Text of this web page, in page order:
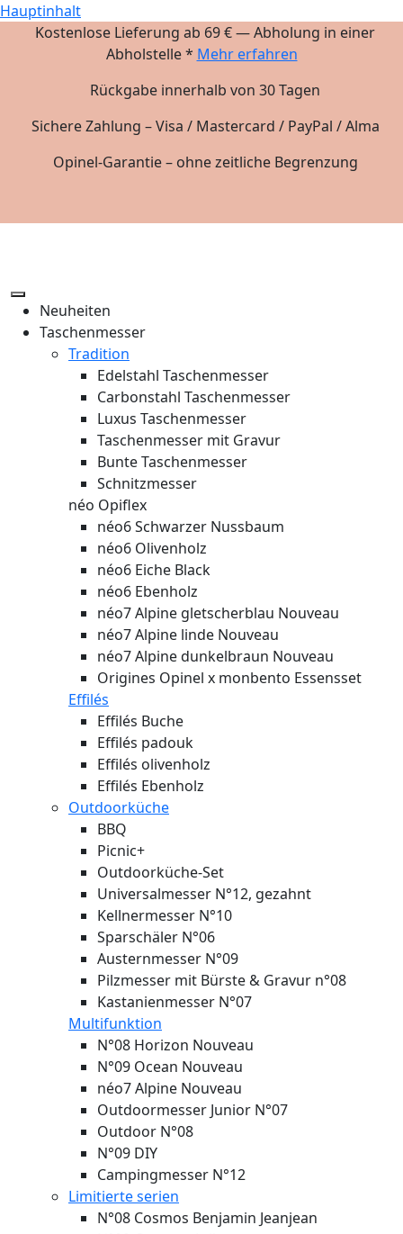
Hauptinhalt
Kostenlose Lieferung ab 69 € — Abholung in einer
Abholstelle * Mehr erfahren
Rückgabe innerhalb von 30 Tagen
Sichere Zahlung – Visa / Mastercard / PayPal / Alma
Opinel-Garantie – ohne zeitliche Begrenzung
Neuheiten
Taschenmesser
Tradition
Edelstahl Taschenmesser
Carbonstahl Taschenmesser
Luxus Taschenmesser
Taschenmesser mit Gravur
Bunte Taschenmesser
Schnitzmesser
néo Opiflex
néo6 Schwarzer Nussbaum
néo6 Olivenholz
néo6 Eiche Black
néo6 Ebenholz
néo7 Alpine gletscherblau Nouveau
néo7 Alpine linde Nouveau
néo7 Alpine dunkelbraun Nouveau
Origines Opinel x monbento Essensset
Effilés
Effilés Buche
Effilés padouk
Effilés olivenholz
Effilés Ebenholz
Outdoorküche
BBQ
Picnic+
Outdoorküche-Set
Universalmesser N°12, gezahnt
Kellnermesser N°10
Sparschäler N°06
Austernmesser N°09
Pilzmesser mit Bürste & Gravur n°08
Kastanienmesser N°07
Multifunktion
N°08 Horizon Nouveau
N°09 Ocean Nouveau
néo7 Alpine Nouveau
Outdoormesser Junior N°07
Outdoor N°08
N°09 DIY
Campingmesser N°12
Limitierte serien
N°08 Cosmos Benjamin Jeanjean